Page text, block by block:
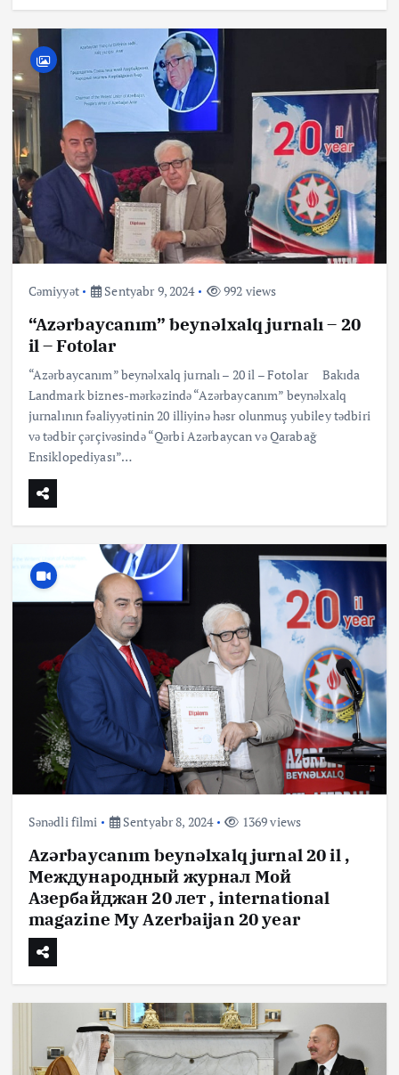
Cəmiyyət Sentyabr 9, 2024 992 views
“Azərbaycanım” beynəlxalq jurnalı – 20
il – Fotolar
“Azərbaycanım” beynəlxalq jurnalı – 20 il – Fotolar Bakıda
Landmark biznes-mərkəzində “Azərbaycanım” beynəlxalq
jurnalının fəaliyyətinin 20 illiyinə həsr olunmuş yubiley tədbiri
və tədbir çərçivəsində “Qərbi Azərbaycan və Qarabağ
Ensiklopediyası”…
Sənədli filmi Sentyabr 8, 2024 1369 views
Azərbaycanım beynəlxalq jurnal 20 il ,
Международный журнал Мой
Азербайджан 20 лет , international
magazine My Azerbaijan 20 year